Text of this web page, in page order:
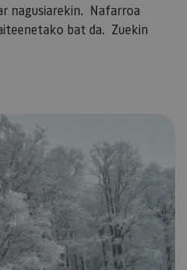
nagusiarekin. Nafarroa
bat da. Zuekin